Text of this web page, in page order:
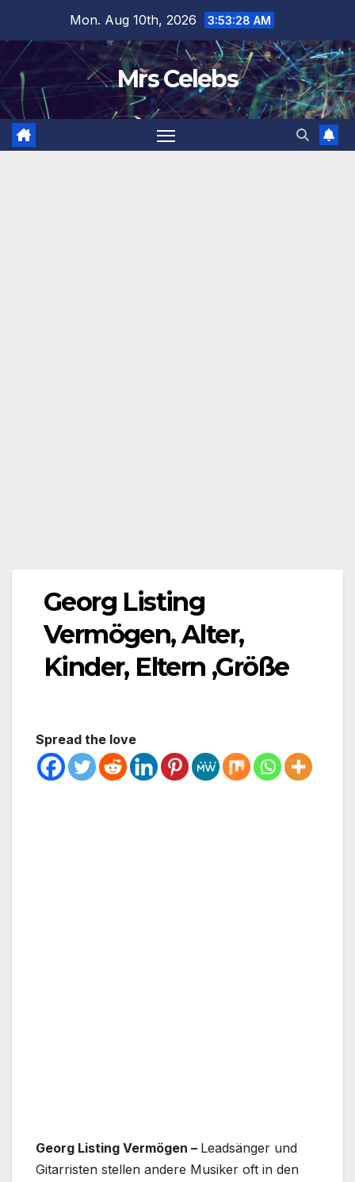
content
Mon. Aug 10th, 2026 3:53:29 AM
Mrs Celebs
Georg Listing
Vermögen, Alter,
Kinder, Eltern ,Größe
Spread the love
Georg Listing Vermögen – Leadsänger und
Gitarristen stellen andere Musiker oft in den